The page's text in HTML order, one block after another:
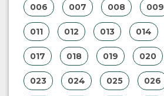
006 007 008 009
011 012 013 014
017 018 019 020
023 024 025 026